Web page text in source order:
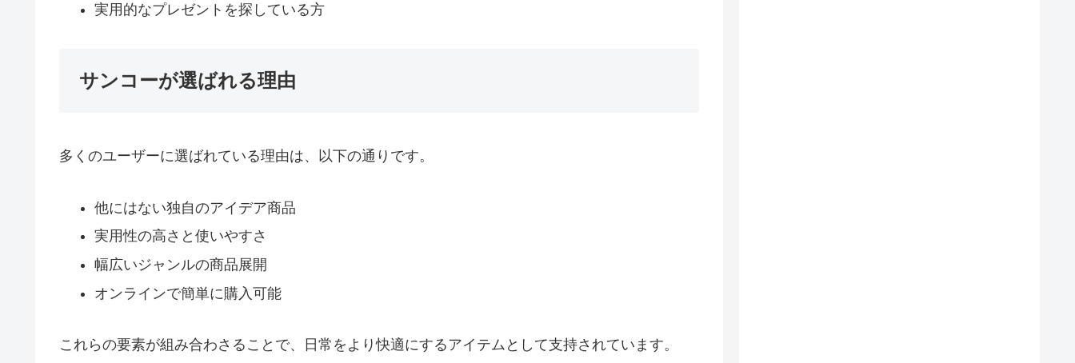
実用的なプレゼントを探している方
サンコーが選ばれる理由
多くのユーザーに選ばれている理由は、以下の通りです。
他にはない独自のアイデア商品
実用性の高さと使いやすさ
幅広いジャンルの商品展開
オンラインで簡単に購入可能
これらの要素が組み合わさることで、日常をより快適にするアイテムとして支持されています。